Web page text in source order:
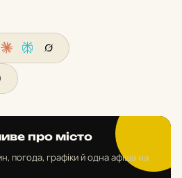
про місто
погода, графіки й одна афіша на